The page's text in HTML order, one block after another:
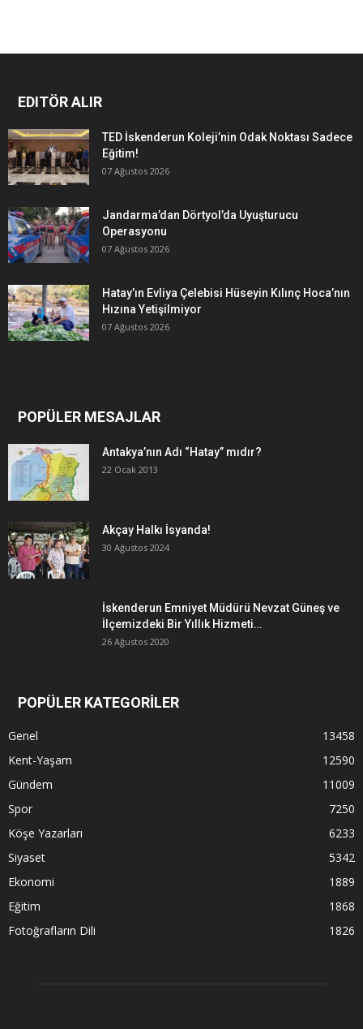
EDITÖR ALIR
TED İskenderun Koleji’nin Odak Noktası Sadece
Eğitim!
07 Ağustos 2026
Jandarma’dan Dörtyol’da Uyuşturucu
Operasyonu
07 Ağustos 2026
Hatay’ın Evliya Çelebisi Hüseyin Kılınç Hoca’nın
Hızına Yetişilmiyor
07 Ağustos 2026
POPÜLER MESAJLAR
Antakya’nın Adı “Hatay” mıdır?
22 Ocak 2013
Akçay Halkı İsyanda!
30 Ağustos 2024
İskenderun Emniyet Müdürü Nevzat Güneş ve
İlçemizdeki Bir Yıllık Hizmeti…
26 Ağustos 2020
POPÜLER KATEGORİLER
Genel
13458
Kent-Yaşam
12590
Gündem
11009
Spor
7250
Köşe Yazarları
6233
Siyaset
5342
Ekonomi
1889
Eğitim
1868
Fotoğrafların Dili
1826